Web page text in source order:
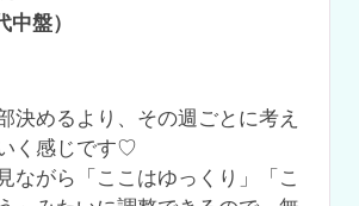
中盤）
決めるより、その週ごとに考え
く感じです♡
ながら「ここはゆっくり」「こ